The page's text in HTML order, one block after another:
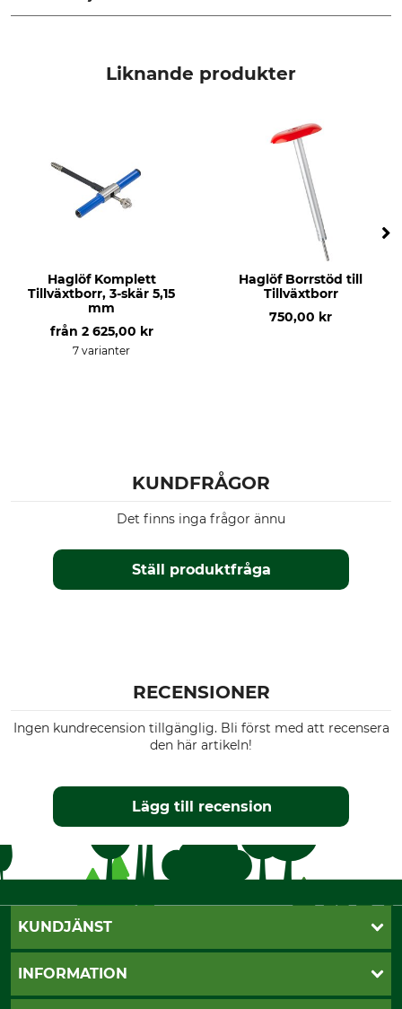
Liknande produkter
Haglöf Komplett
Tillväxtborr, 3-skär 5,15
mm
från 2 625,00 kr
7 varianter
Haglöf Borrstöd till
Tillväxtborr
750,00 kr
KUNDFRÅGOR
Ställ produktfråga
Det finns inga frågor ännu
RECENSIONER
Ingen kundrecension tillgänglig. Bli först med att recensera
den här artikeln!
Lägg till recension
KUNDJÄNST
Öppettider
INFORMATION